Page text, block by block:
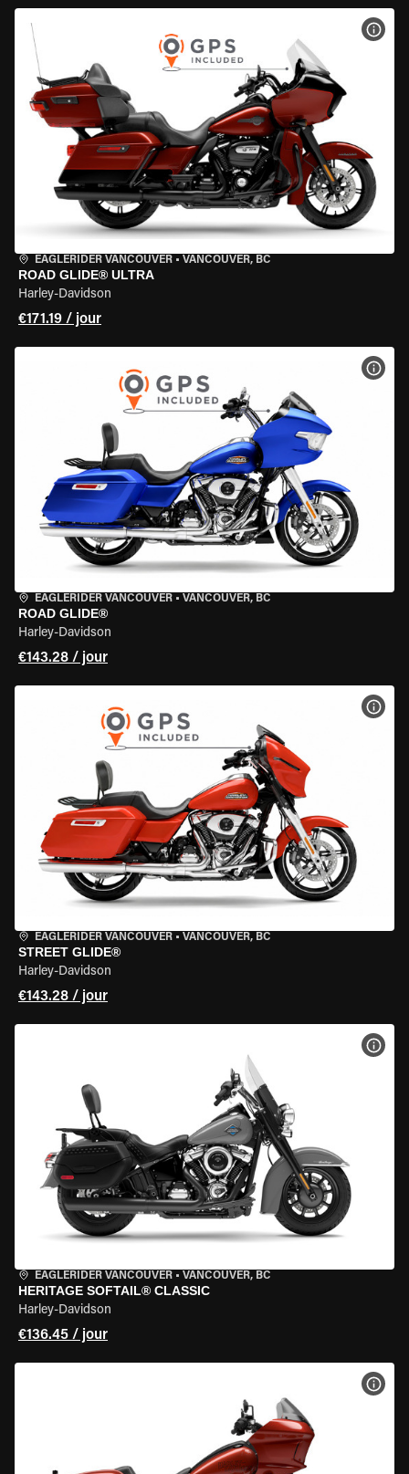
EAGLERIDER VANCOUVER • VANCOUVER, BC
ROAD GLIDE® ULTRA
Harley-Davidson
€171.19 / jour
EAGLERIDER VANCOUVER • VANCOUVER, BC
ROAD GLIDE®
Harley-Davidson
€143.28 / jour
EAGLERIDER VANCOUVER • VANCOUVER, BC
STREET GLIDE®
Harley-Davidson
€143.28 / jour
EAGLERIDER VANCOUVER • VANCOUVER, BC
HERITAGE SOFTAIL® CLASSIC
Harley-Davidson
€136.45 / jour